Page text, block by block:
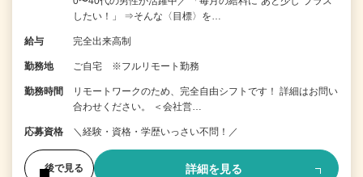
したい！」 ⇒そんな〈目標〉を…
給与 完全出来高制
勤務地 ご自宅 ※フルリモート勤務
勤務時間
リモートワークのため、完全自由シフトです！ 詳細はお問い
合わせください。 ＜会社営…
応募資格 ＼経験・資格・学歴いっさい不問！／
後で見る 詳細を見る